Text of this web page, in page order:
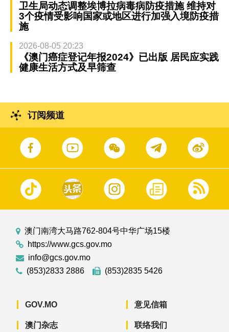
卫生局动态调整埃博拉病毒病防疫措施 维持对
3个疫情受影响国家或地区进行加强入境防疫措
施
2026-08-05 20:23
《澳门癌症登记年报2024》已出版 居民应实践
健康生活方式及早筛查
订阅频道
澳门南湾大马路762-804号中华广场15楼
https://www.gcs.gov.mo
info@gcs.gov.mo
(853)2833 2886
(853)2835 5426
GOV.MO
澳门杂志
意见信箱
联络我们